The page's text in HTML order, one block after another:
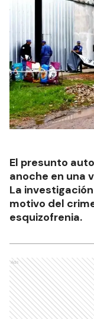
El presunto
anoche en una
La
motivo del
esquizofrenia.
Ads